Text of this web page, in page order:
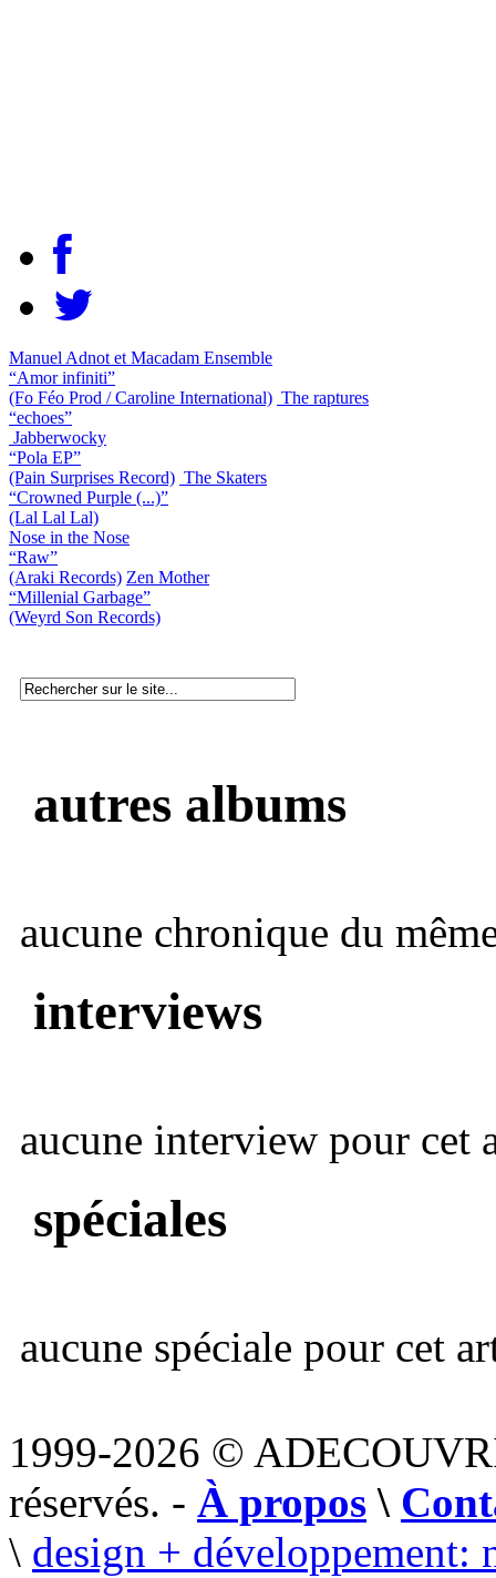
Manuel Adnot et Macadam Ensemble
“Amor infiniti”
(Fo Féo Prod / Caroline International) The raptures
“echoes”
Jabberwocky
“Pola EP”
(Pain Surprises Record) The Skaters
“Crowned Purple (...)”
(Lal Lal Lal)
Nose in the Nose
“Raw”
(Araki Records) Zen Mother
“Millenial Garbage”
(Weyrd Son Records)
autres albums
aucune chronique du
interviews
aucune interview pour cet
spéciales
aucune spéciale pour cet
1999-2026 ©
réservés. - À propos \
\ design + développement: